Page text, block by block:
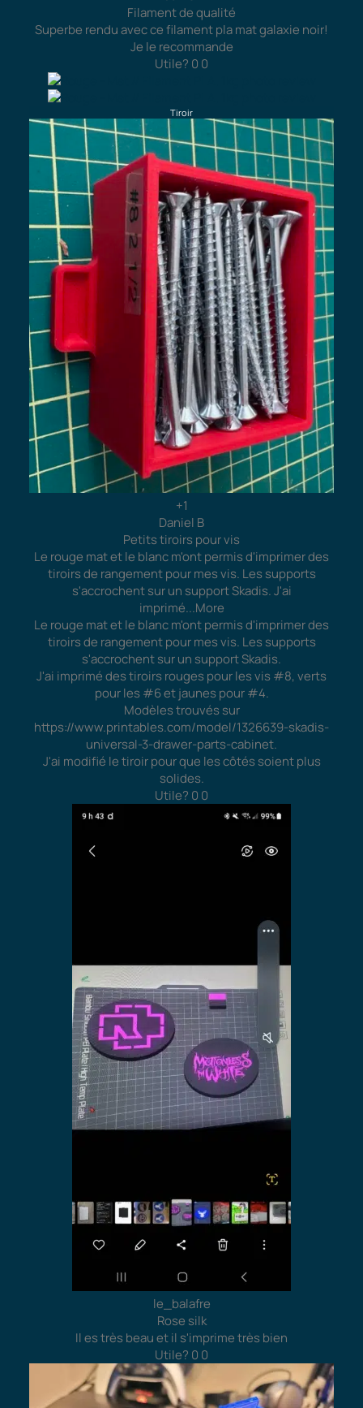
Filament de qualité
Superbe rendu avec ce filament pla mat galaxie noir!
Je le recommande
Utile? 0 0
Tiroir
+1
Daniel B
Petits tiroirs pour vis
Le rouge mat et le blanc m'ont permis d'imprimer des
tiroirs de rangement pour mes vis. Les supports
s'accrochent sur un support Skadis. J'ai
imprimé...More
Le rouge mat et le blanc m'ont permis d'imprimer des
tiroirs de rangement pour mes vis. Les supports
s'accrochent sur un support Skadis.
J'ai imprimé des tiroirs rouges pour les vis #8, verts
pour les #6 et jaunes pour #4.
Modèles trouvés sur
https://www.printables.com/model/1326639-skadis-
universal-3-drawer-parts-cabinet.
J'ai modifié le tiroir pour que les côtés soient plus
solides.
Utile? 0 0
le_balafre
Rose silk
Il es très beau et il s'imprime très bien
Utile? 0 0